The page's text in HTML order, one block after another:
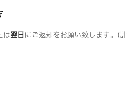
は翌日 にご返却をお願い致します。(計